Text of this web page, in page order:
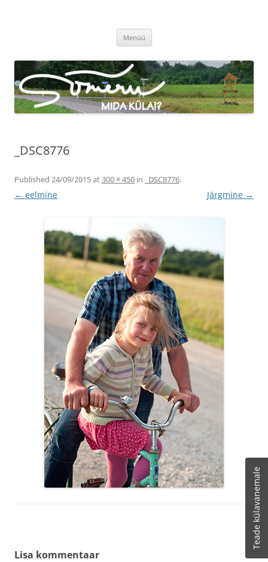
Menüü Liigu
juurde
_DSC8776
Published 24/09/2015at300 × 450 in _DSC8776.
← eelmine Järgmine →
Lisa kommentaar
Teade külavanemale